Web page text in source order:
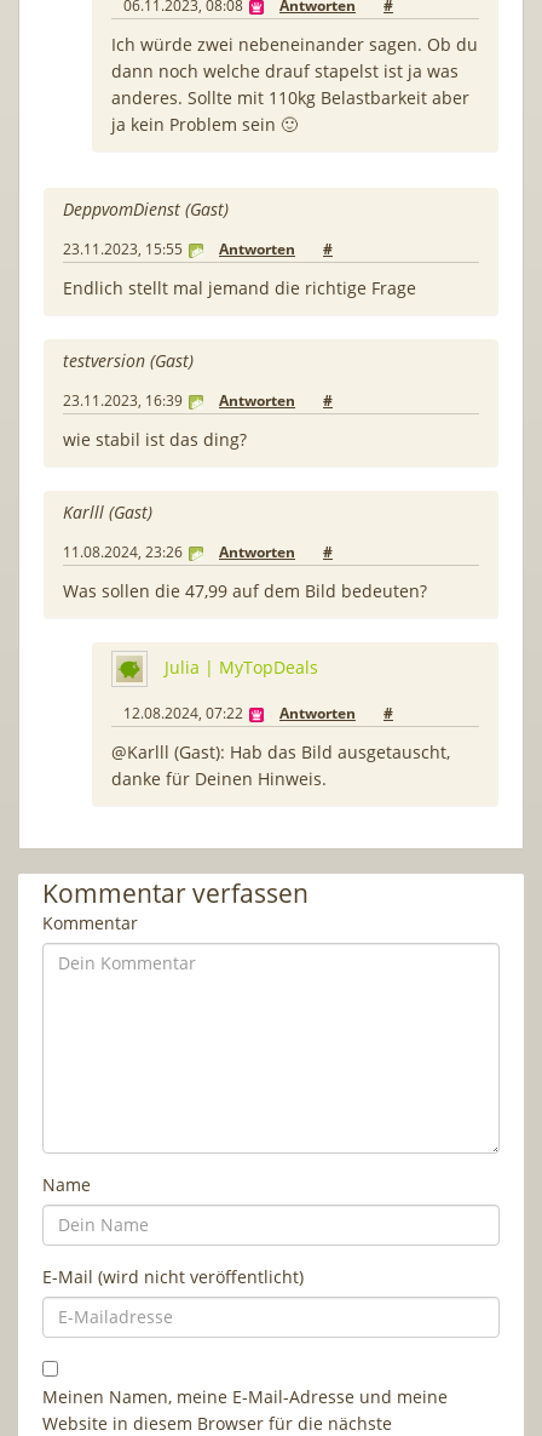
06.11.2023, 08:08 Antworten #
Ich würde zwei nebeneinander sagen. Ob du
dann noch welche drauf stapelst ist ja was
anderes. Sollte mit 110kg Belastbarkeit aber
ja kein Problem sein 🙂
DeppvomDienst (Gast)
23.11.2023, 15:55 Antworten #
Endlich stellt mal jemand die richtige Frage
testversion (Gast)
23.11.2023, 16:39 Antworten #
wie stabil ist das ding?
Karlll (Gast)
11.08.2024, 23:26 Antworten #
Was sollen die 47,99 auf dem Bild bedeuten?
Julia | MyTopDeals
12.08.2024, 07:22 Antworten #
@Karlll (Gast): Hab das Bild ausgetauscht,
danke für Deinen Hinweis.
Kommentar verfassen
Kommentar
Name
E-Mail (wird nicht veröffentlicht)
Meinen Namen, meine E-Mail-Adresse und meine
Website in diesem Browser für die nächste